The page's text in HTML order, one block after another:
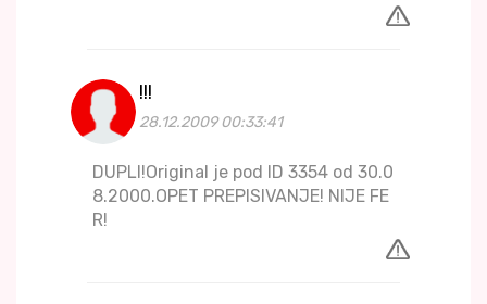
!!!
28.12.2009 00:33:41
DUPLI!Original je pod ID 3354 od 30.0
8.2000.OPET PREPISIVANJE! NIJE FE
R!